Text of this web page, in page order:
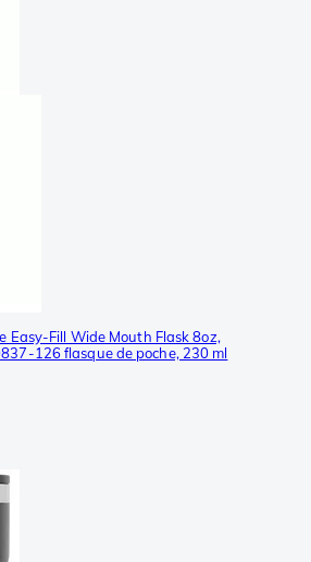
Easy-Fill Wide Mouth Flask 8oz,
126 flasque de poche, 230 ml